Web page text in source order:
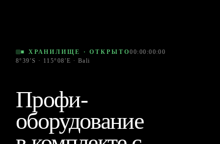
■ ХРАНИЛИЩЕ · ОТКРЫТО00:00:00:00
8°39′S · 115°08′E · Bali
Профи-
оборудование